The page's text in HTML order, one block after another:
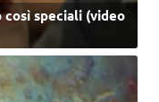
speciali (video